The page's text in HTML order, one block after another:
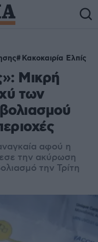
Κακοκαιρία Ελπίς
Μικρή
των
αφού η
την ακύρωση
την Τρίτη